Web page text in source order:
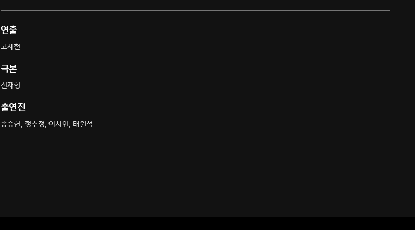
연출
고재현
극본
신재형
출연진
송승헌, 정수정, 이시언, 태원석